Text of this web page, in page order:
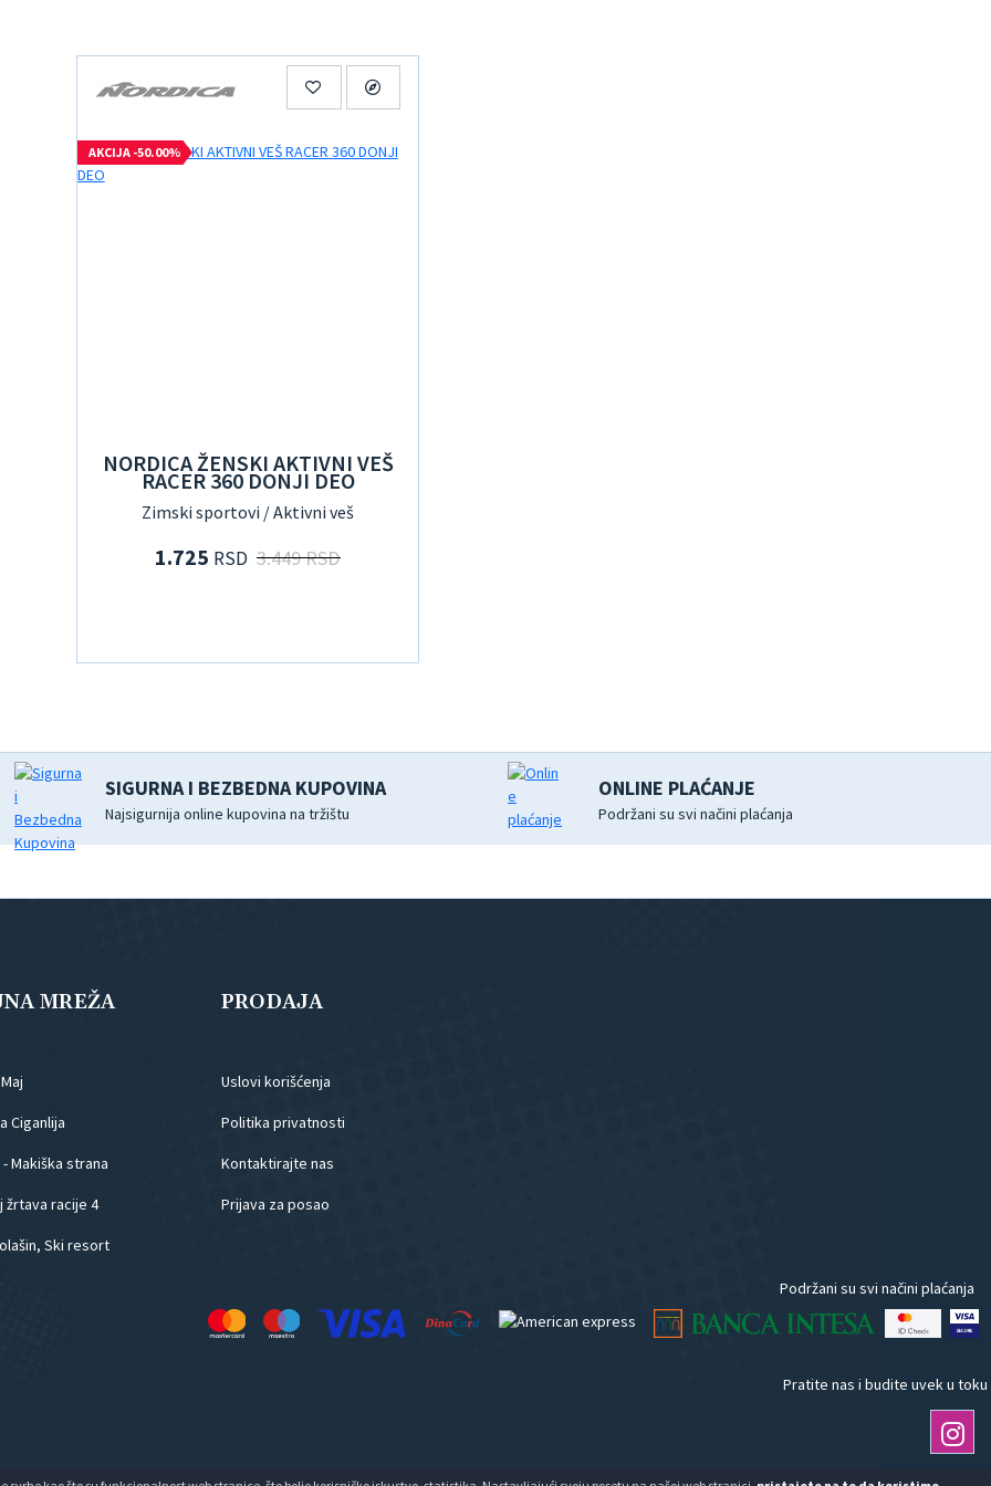
AKCIJA -50.00%
NORDICA ŽENSKI AKTIVNI VEŠ
RACER 360 DONJI DEO
Zimski sportovi / Aktivni veš
1.725 RSD 3.449 RSD
SIGURNA I BEZBEDNA KUPOVINA
Najsigurnija online kupovina na tržištu
ONLINE PLAĆANJE
Podržani su svi načini plaćanja
MREŽA
Ciganlija
Makiška strana
žrtava racije 4
Ski resort
PRODAJA
Uslovi korišćenja
Politika privatnosti
Kontaktirajte nas
Prijava za posao
Podržani su svi načini plaćanja
Pratite nas i budite uvek u toku